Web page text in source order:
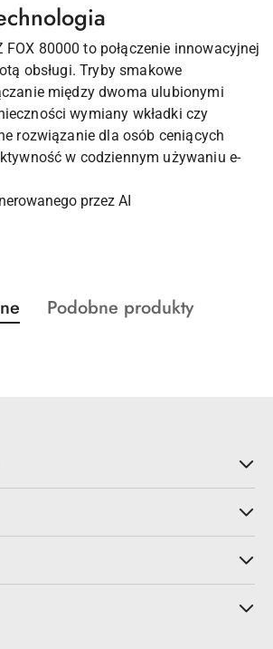
FOX 80000 to połączenie innowacyjnej
obsługi. Tryby smakowe
między dwoma ulubionymi
wymiany wkładki czy
rozwiązanie dla osób ceniących
w codziennym używaniu e-
przez AI
produktów
Produkty
Podobne produkty